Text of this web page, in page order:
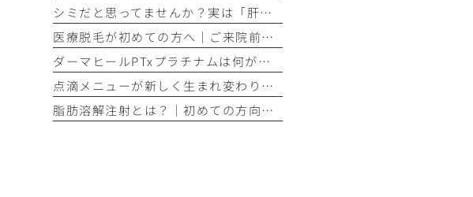
シミだと思ってませんか？実は「肝斑」かもしれません
医療脱毛が初めての方へ│ご来院前の「剃毛」がとても大切な理由
ダーマヒールPTxプラチナムは何が違う？│他の肌育製剤との違いを解説
点滴メニューが新しく生まれ変わりました！プレミアム美容点滴・プレミアム疲労回復点滴がスタート
脂肪溶解注射とは？｜初めての方向け解説